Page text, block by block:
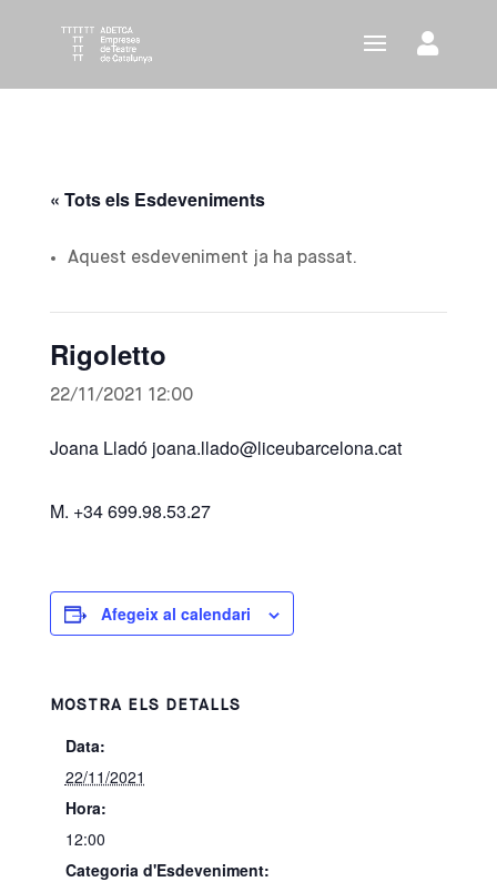
« Tots els Esdeveniments
Aquest esdeveniment ja ha passat.
Rigoletto
22/11/2021 12:00
Joana Lladó joana.llado@liceubarcelona.cat
M. +34 699.98.53.27
Afegeix al calendari
MOSTRA ELS DETALLS
Data:
22/11/2021
Hora:
12:00
Categoria d'Esdeveniment: